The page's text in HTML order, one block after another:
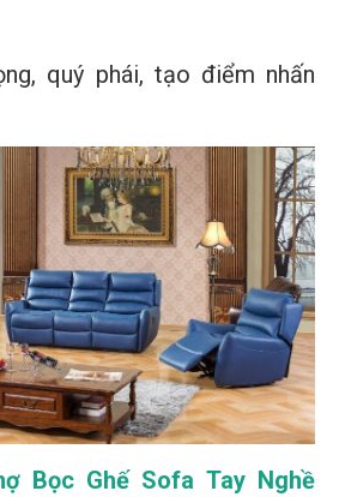
quý phái, tạo điểm nhấn
Bọc Ghế Sofa Tay Nghề